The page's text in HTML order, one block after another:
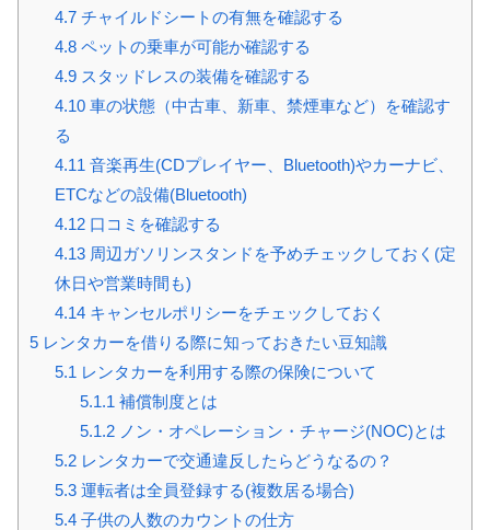
4.7チャイルドシートの有無を確認する
4.8ペットの乗車が可能か確認する
4.9スタッドレスの装備を確認する
4.10車の状態（中古車、新車、禁煙車など）を確認す
る
4.11 音楽再生(CDプレイヤー、Bluetooth)やカーナビ、
ETCなどの設備(Bluetooth)
4.12口コミを確認する
4.13周辺ガソリンスタンドを予めチェックしておく(定
休日や営業時間も)
4.14キャンセルポリシーをチェックしておく
5 レンタカーを借りる際に知っておきたい豆知識
5.1 レンタカーを利用する際の保険について
5.1.1 補償制度とは
5.1.2ノン・オペレーション・チャージ(NOC)とは
5.2レンタカーで交通違反したらどうなるの？
5.3運転者は全員登録する(複数居る場合)
5.4子供の人数のカウントの仕方